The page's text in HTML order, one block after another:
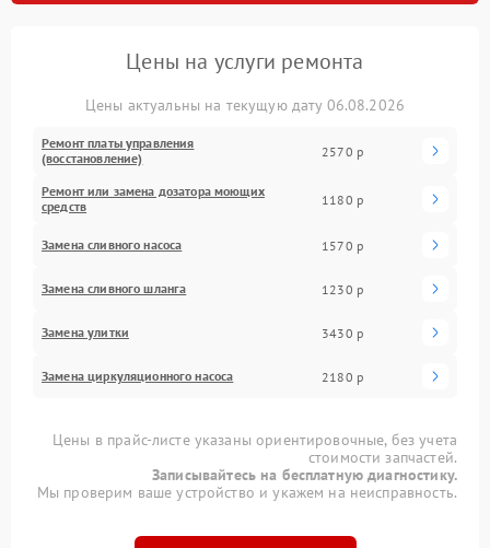
Цены на услуги ремонта
Цены актуальны на текущую дату 06.08.2026
Ремонт платы управления
(восстановление)
2570 р
Ремонт или замена дозатора моющих
средств
1180 р
Замена сливного насоса 1570 р
Замена сливного шланга 1230 р
Замена улитки 3430 р
Замена циркуляционного насоса 2180 р
Цены в прайс-листе указаны ориентировочные, без учета
стоимости запчастей.
Записывайтесь на бесплатную диагностику.
Мы проверим ваше устройство и укажем на неисправность.